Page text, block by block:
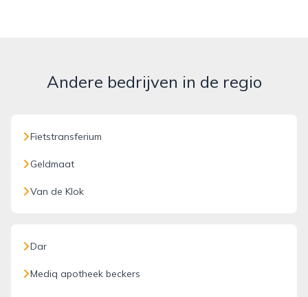
Andere bedrijven in de regio
Fietstransferium
Geldmaat
Van de Klok
Dar
Mediq apotheek beckers